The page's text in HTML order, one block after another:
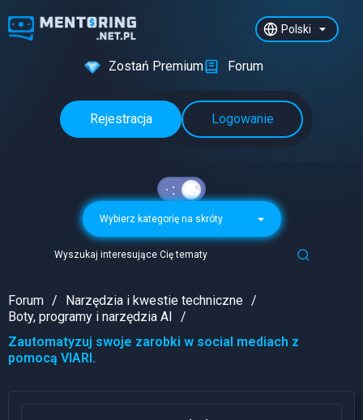
Polski
Zostań Premium Forum
Rejestracja Logowanie
Wybierz kategorię na skróty
Wyszukaj interesujące Cię tematy
Forum
Narzędzia i kwestie techniczne
Boty, programy i narzędzia AI
Zautomatyzuj swoje zarobki w social mediach z
pomocą VIARI.